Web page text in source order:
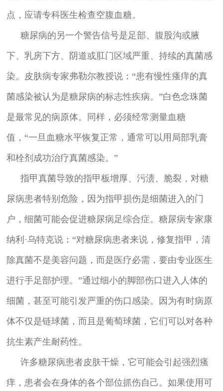
点，应请专科医生检查空腹血糖。
糖尿病的另一个警告信号是足部、腹股沟或腋
下、乳房下方、阴道或肛门区域严重、持续的真菌感
染。皮肤病专家弗勒尔教授说：“患有慢性瘙痒的真
菌感染被认为是糖尿病的标志性疾病。”白色念珠菌
是最常见的病原体。同样，必须经常测量血糖
值，“一旦血糖水平恢复正常，通常可以用局部乳膏
和栓剂成功治疗真菌感染。”
指甲真菌导致的指甲板增厚、污渍、脆裂，对糖
尿病患者特别危险，因为指甲损伤是细菌进入的门
户，细菌可能会促进糖尿病足综合症。糖尿病专家康
纳利·乌特克说：“对糖尿病患者来说，修复指甲，清
除真菌不是美容问题，而是医疗必需，要由专业医生
进行手足部护理。”通过细小的脚部伤口进入人体的
细菌，甚至可能引发严重的伤口感染。因为有时病原
体不仅是链球菌，而且是葡萄球菌，它们可以对各种
抗生素产生耐药性。
许多糖尿病患者皮肤干燥，它可能会引起强烈瘙
痒，患者会在身体的各个部位抓伤自己。如果使用可